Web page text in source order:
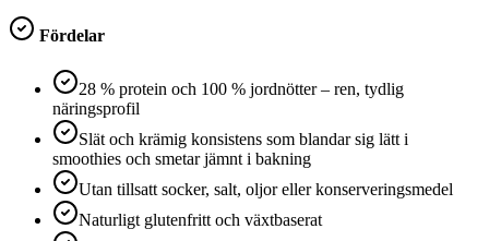
Fördelar
28 % protein och 100 % jordnötter – ren, tydlig
näringsprofil
Slät och krämig konsistens som blandar sig lätt i
smoothies och smetar jämnt i bakning
Utan tillsatt socker, salt, oljor eller konserveringsmedel
Naturligt glutenfritt och växtbaserat